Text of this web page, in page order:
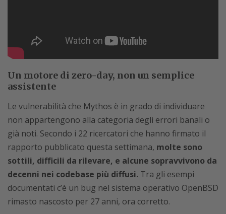
Un motore di zero-day, non un semplice
assistente
Le vulnerabilità che Mythos è in grado di individuare
non appartengono alla categoria degli errori banali o
già noti. Secondo i 22 ricercatori che hanno firmato il
rapporto pubblicato questa settimana, molte sono
sottili, difficili da rilevare, e alcune sopravvivono da
decenni nei codebase più diffusi. Tra gli esempi
documentati c’è un bug nel sistema operativo OpenBSD
rimasto nascosto per 27 anni, ora corretto.